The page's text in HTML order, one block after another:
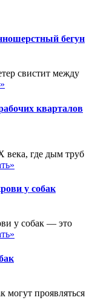
бегун
свистит между
кварталов
где дым труб
у собак
у собак — это
могут проявляться